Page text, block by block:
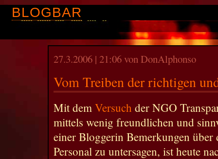
BLOGBAR
27.3.2006 | 21:06 von DonAlphonso
Vom Treiben der richtigen
Mit dem Versuch der NGO
mittels wenig freundlichen und
einer Bloggerin Bemerkungen über
Personal zu untersagen, ist heute